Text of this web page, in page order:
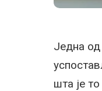
Једна од
шта је